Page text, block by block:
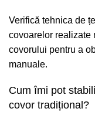
Verifică tehnica de
covoarelor realizate
covorului pentru a
manuale.
Cum îmi pot
covor tradițional?